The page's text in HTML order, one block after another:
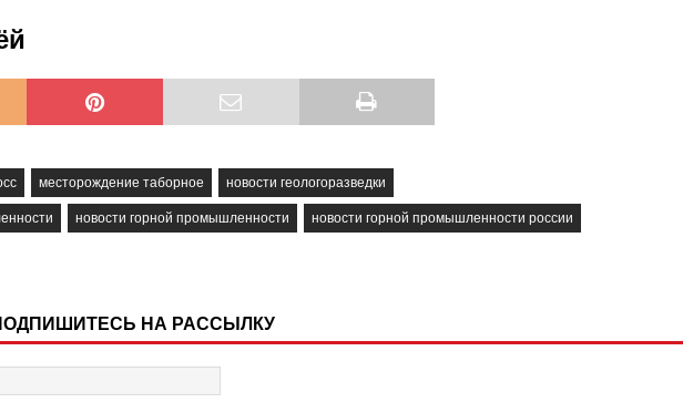
месторождение таборное новости геологоразведки
новости горной промышленности новости горной промышленности россии
НА РАССЫЛКУ